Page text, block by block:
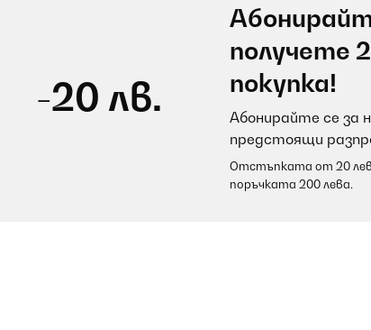
-20 лв.
получете
покупка!
Абонирайте се за
предстоящи
Отстъпката от 20
поръчката 200 лева.